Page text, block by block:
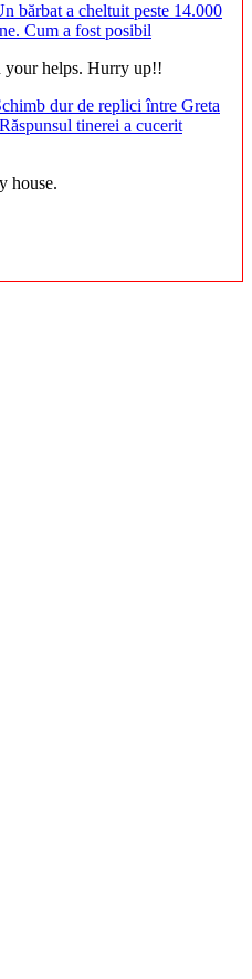
bărbat a cheltuit peste 14.000
Cum a fost posibil
your helps. Hurry up!!
dur de replici între Greta
tinerei a cucerit
house.